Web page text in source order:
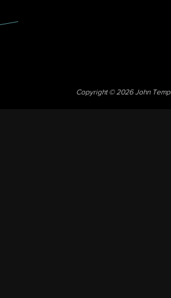
Copyright © 2026 John